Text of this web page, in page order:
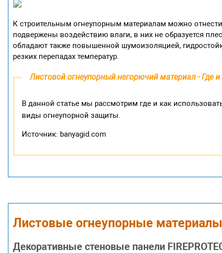
К строительным огнеупорным материалам можно
подвержены воздействию влаги, в них не образуется
обладают также повышенной шумоизоляцией,
резких перепадах температур.
Листовой огнеупорный негорючий материал - Где
В данной статье мы рассмотрим где и как
виды огнеупорной защиты.
Источник: banyagid.com
Листовые огнеупорные
Декоративные стеновые панели